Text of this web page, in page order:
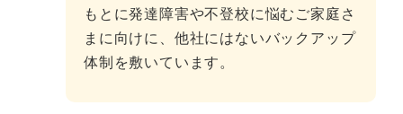
もとに発達障害や不登校に悩むご家庭さ
まに向けに、他社にはないバックアップ
体制を敷いています。